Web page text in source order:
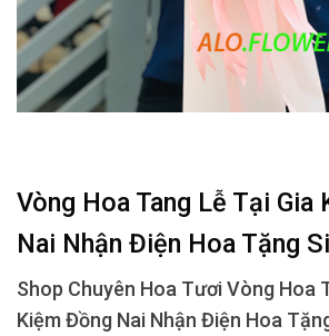
Vòng Hoa Tang Lễ Tại Gia
Nai Nhận Điện Hoa Tặng
Shop Chuyên Hoa Tươi Vòng Hoa
Kiệm Đồng Nai Nhận Điện Hoa